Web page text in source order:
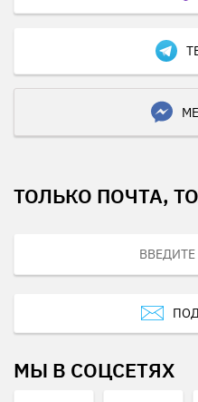
ТОЛЬКО ПОЧТА,
МЫ В СОЦСЕТЯХ